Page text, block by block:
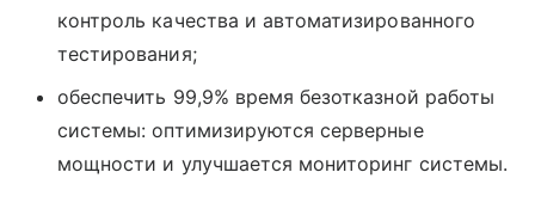
контроль качества и автоматизированного
тестирования;
обеспечить 99,9% время безотказной работы
системы: оптимизируются серверные
мощности и улучшается мониторинг системы.